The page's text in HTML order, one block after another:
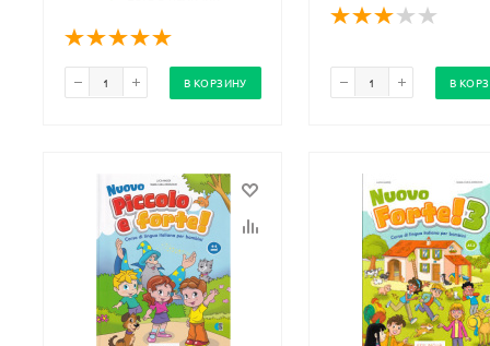
В КОРЗИНУ В